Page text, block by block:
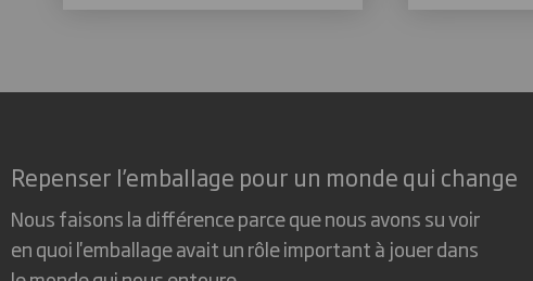
Repenser l’emballage pour un monde qui change
Nous faisons la différence parce que nous avons su voir
en quoi l'emballage avait un rôle important à jouer dans